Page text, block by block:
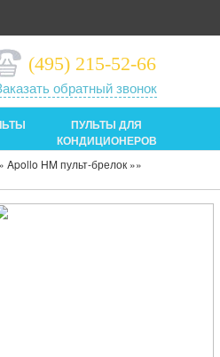
(495) 215-52-66
обратный звонок
ПУЛЬТЫ ДЛЯ
КОНДИЦИОНЕРОВ
Apollo HM пульт-брелок»»